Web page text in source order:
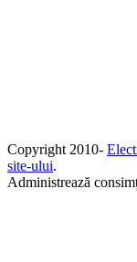
Copyright 2010-
site-ului.
Administrează